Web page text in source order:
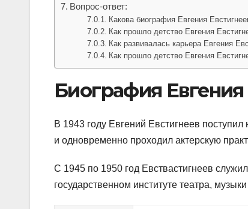
Вопрос-ответ:
Какова биография Евгения
Как прошло детство Евгения
Как развивалась карьера Евгения
Как прошло детство Евгения
Биография Евгения
В 1943 году Евгений Евстигнеев поступил
и одновременно проходил актерскую
С 1945 по 1950 год Евствастигнеев
государственном институте театра,